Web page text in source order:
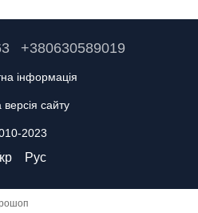
+380630589019
інформація
сайту
2023
Рус